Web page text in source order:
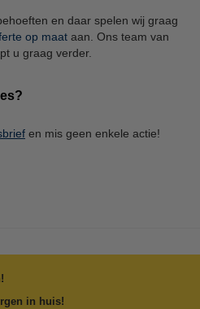
en daar spelen wij graag
op maat aan. Ons team van
u graag verder.
en mis geen enkele actie!
in huis!